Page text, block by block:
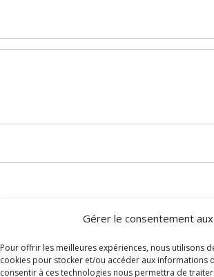
Gérer le consentement
Pour offrir les meilleures expériences, nous utilisons
cookies pour stocker et/ou accéder aux informations
consentir à ces technologies nous permettra de